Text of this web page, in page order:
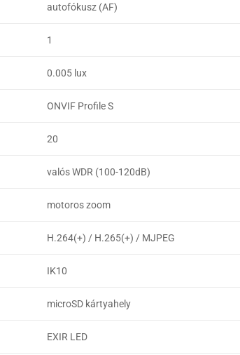
autofókusz (AF)
1
0.005 lux
ONVIF Profile S
20
valós WDR (100-120dB)
motoros zoom
H.264(+) / H.265(+) / MJPEG
IK10
microSD kártyahely
EXIR LED